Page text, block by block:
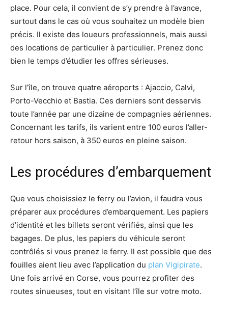
place. Pour cela, il convient de s’y prendre à l’avance,
surtout dans le cas où vous souhaitez un modèle bien
précis. Il existe des loueurs professionnels, mais aussi
des locations de particulier à particulier. Prenez donc
bien le temps d’étudier les offres sérieuses.
Sur l’île, on trouve quatre aéroports : Ajaccio, Calvi,
Porto-Vecchio et Bastia. Ces derniers sont desservis
toute l’année par une dizaine de compagnies aériennes.
Concernant les tarifs, ils varient entre 100 euros l’aller-
retour hors saison, à 350 euros en pleine saison.
Les procédures d’embarquement
Que vous choisissiez le ferry ou l’avion, il faudra vous
préparer aux procédures d’embarquement. Les papiers
d’identité et les billets seront vérifiés, ainsi que les
bagages. De plus, les papiers du véhicule seront
contrôlés si vous prenez le ferry. Il est possible que des
fouilles aient lieu avec l’application du plan Vigipirate.
Une fois arrivé en Corse, vous pourrez profiter des
routes sinueuses, tout en visitant l’île sur votre moto.